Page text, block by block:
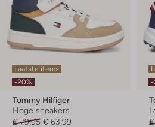
Laatste items
-20%
Tommy Hilfiger
Hoge sneakers
€ 79,95 € 63,99
-